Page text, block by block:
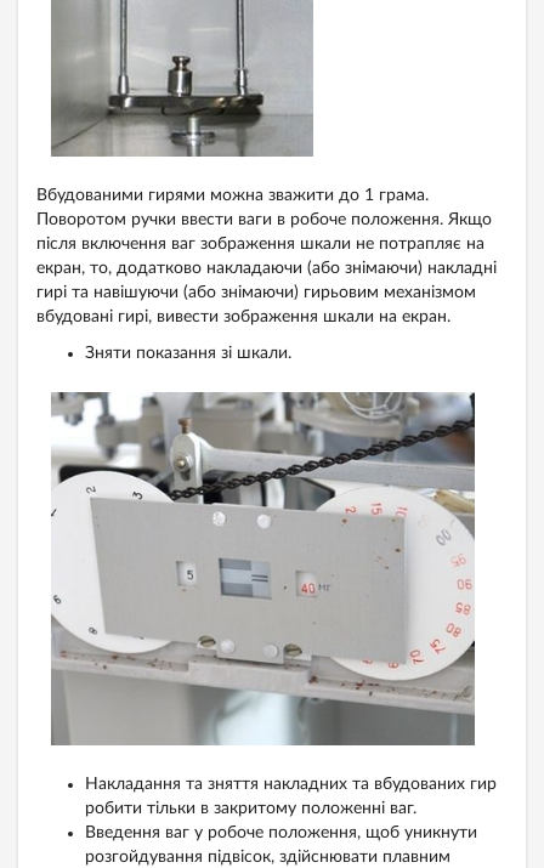
Вбудованими гирями можна зважити до 1 грама.
Поворотом ручки ввести ваги в робоче положення. Якщо
після включення ваг зображення шкали не потрапляє на
екран, то, додатково накладаючи (або знімаючи) накладні
гирі та навішуючи (або знімаючи) гирьовим механізмом
вбудовані гирі, вивести зображення шкали на екран.
Зняти показання зі шкали.
Накладання та зняття накладних та вбудованих гир
робити тільки в закритому положенні ваг.
Введення ваг у робоче положення, щоб уникнути
розгойдування підвісок, здійснювати плавним